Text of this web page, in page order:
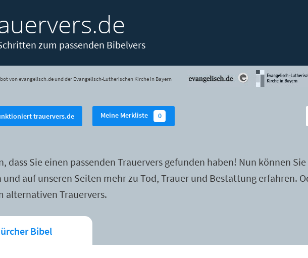
zum passenden Bibelvers
von evangelisch.de und der Evangelisch-Lutherischen Kirche in Bayern
trauervers.de Meine Merkliste 0
dass Sie einen passenden Trauervers gefunden haben! Nun können
auf unseren Seiten mehr zu Tod, Trauer und Bestattung erfahren.
alternativen Trauervers.
Bibel